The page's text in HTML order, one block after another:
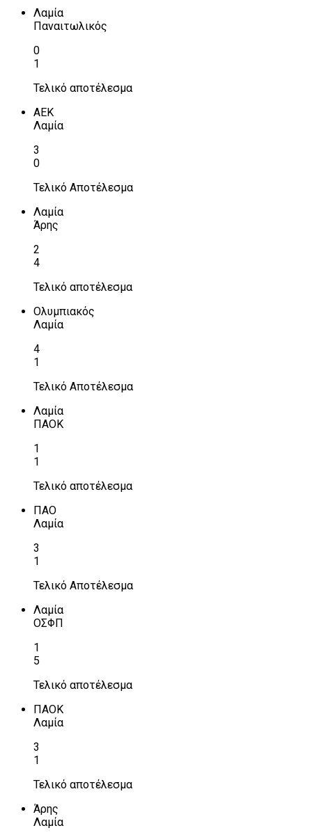
Λαμία
Παναιτωλικός
0
1
Τελικό αποτέλεσμα
ΑΕΚ
Λαμία
3
0
Τελικό Αποτέλεσμα
Λαμία
Άρης
2
4
Τελικό αποτέλεσμα
Ολυμπιακός
Λαμία
4
1
Τελικό Αποτέλεσμα
Λαμία
ΠΑΟΚ
1
1
Τελικό αποτέλεσμα
ΠΑΟ
Λαμία
3
1
Τελικό Αποτέλεσμα
Λαμία
ΟΣΦΠ
1
5
Τελικό αποτέλεσμα
ΠΑΟΚ
Λαμία
3
1
Τελικό αποτέλεσμα
Άρης
Λαμία